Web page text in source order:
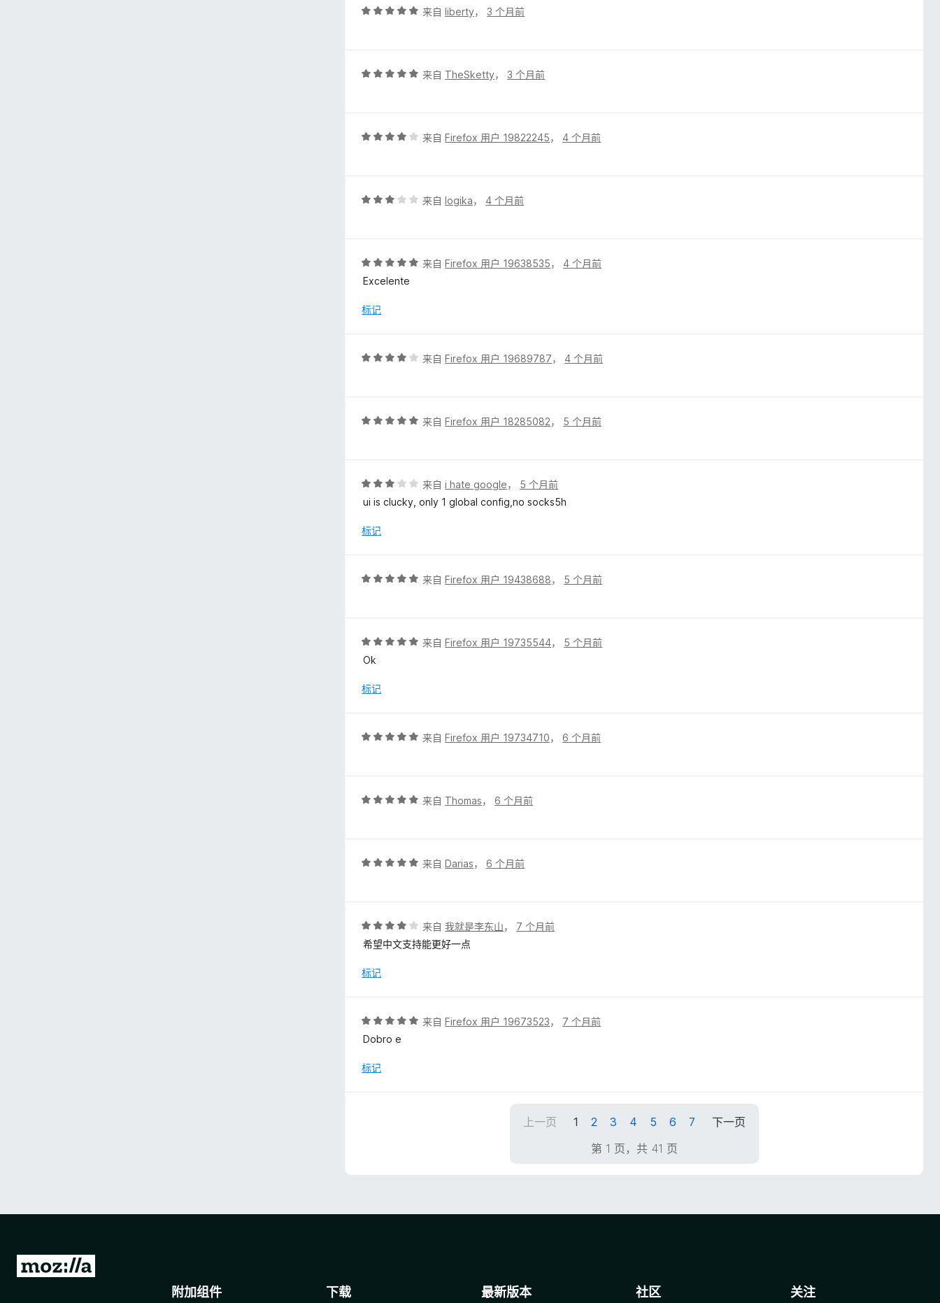
5
评
5
来自liberty，3 个月前
评
5
来自 TheSketty，3 个月前
评
5
来自Firefox 用户 19822245，4 个月前
评
5
来自logika，4 个月前
评
分
/
来自Firefox 用户 19638535，4 个月前
Excelente
标记
评
5
来自Firefox 用户 19689787，4 个月前
评
5
来自Firefox 用户 18285082， 5 个月前
评
分
/
来自i hate google， 5 个月前
ui is clucky, only 1 global config,no socks5h
标记
评
5
来自Firefox 用户 19438688， 5 个月前
评
分
/
来自Firefox 用户 19735544， 5 个月前
Ok
标记
评
5
来自Firefox 用户 19734710， 6 个月前
评
5
来自 Thomas， 6 个月前
评
5
来自Darias， 6 个月前
评
分
/
来自我就是李东山， 7 个月前
希望中文支持能更好一点
标记
评
分
/
来自Firefox 用户 19673523， 7 个月前
Dobro e
标记
上一页 1 2 3 4 5 6 7
下一页
第 1 页，共 41 页
转
附加组件 下载 最新版本 社区 关注